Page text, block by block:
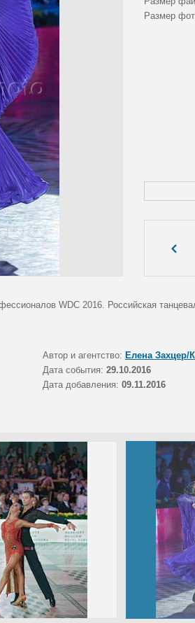
Размер
WDC 2016. Российская
Автор и агентство: Елена Захцер/
Дата события: 29.10.2016
Дата добавления: 09.11.2016